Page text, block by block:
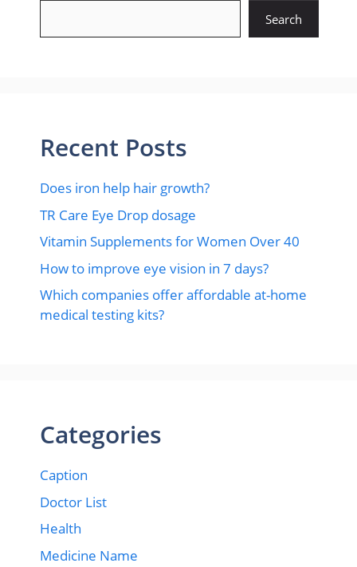
Search
Recent Posts
Does iron help hair growth?​
TR Care Eye Drop dosage
Vitamin Supplements for Women Over 40
How to improve eye vision in 7 days?
Which companies offer affordable at-home
medical testing kits?
Categories
Caption
Doctor List
Health
Medicine Name